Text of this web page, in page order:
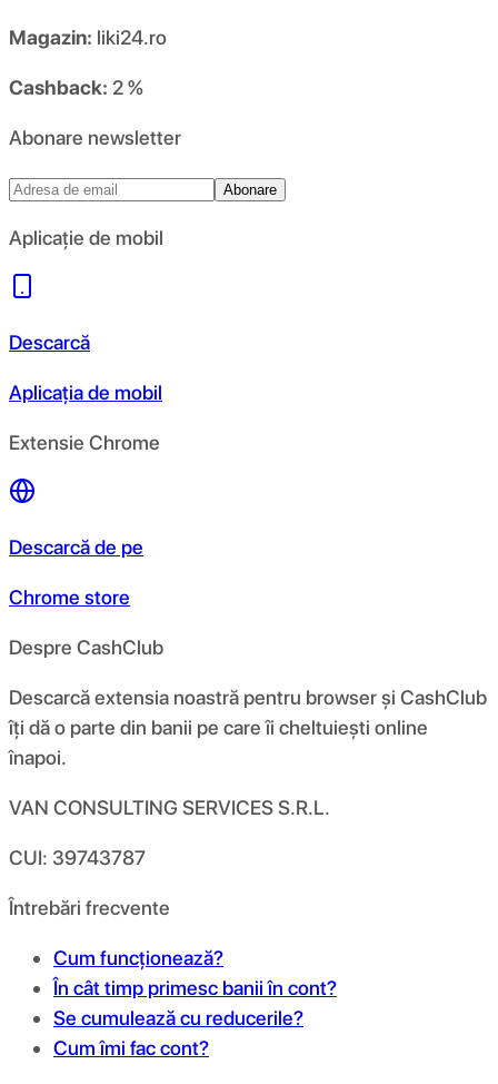
Magazin: liki24.ro
Cashback: 2 %
Abonare newsletter
Abonare
Aplicație de mobil
Descarcă
Aplicația de mobil
Extensie Chrome
Descarcă de pe
Chrome store
Despre CashClub
Descarcă extensia noastră pentru browser și CashClub
îți dă o parte din banii pe care îi cheltuiești online
înapoi.
VAN CONSULTING SERVICES S.R.L.
CUI: 39743787
Întrebări frecvente
Cum funcționează?
În cât timp primesc banii în cont?
Se cumulează cu reducerile?
Cum îmi fac cont?